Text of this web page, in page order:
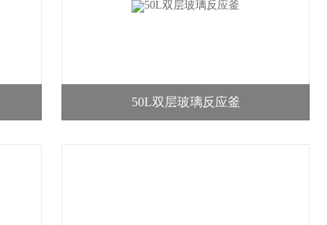
50L双层玻璃反应釜